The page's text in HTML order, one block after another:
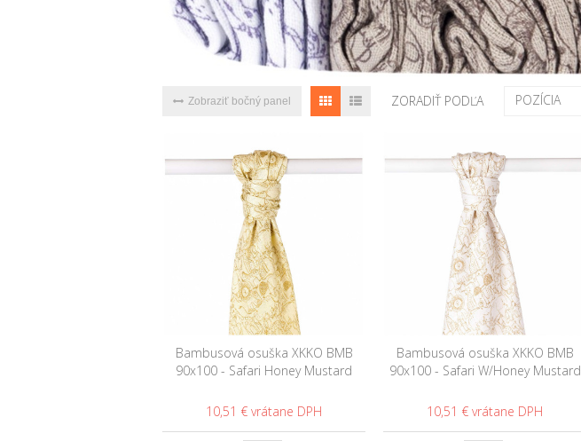
Zobraziť bočný panel ZORADIŤ PODĽA POZÍCIA
Bambusová osuška XKKO BMB
90x100 - Safari Honey Mustard
10,51 €
Bambusová osuška XKKO BMB
90x100 - Safari W/Honey Mustard
10,51 €